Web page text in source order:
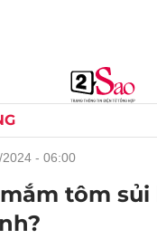
2024 - 06:00
tôm